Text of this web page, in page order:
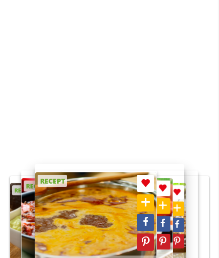
RECEPT
RECEPT
RECEPT
RECEPT
RECEPT